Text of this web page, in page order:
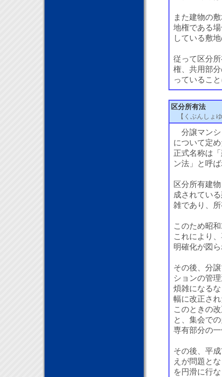
また建物の
地権である
している敷
従って区分
権、共用部
っているこ
区分所有法
【くぶんしょ
分譲マンシ
について定
正式名称は
ン法」と呼
区分所有建
成されてい
雑であり、
このため昭
これにより
明確化が図
その後、分
ションの管
煩雑になる
幅に改正さ
このときの
と、集会で
専有部分の
その後、平
えが問題と
を円滑に行